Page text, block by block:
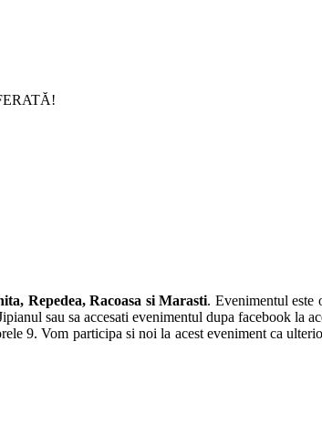
Repedea, Racoasa si Marasti. Evenimentul este
sau sa accesati evenimentul dupa facebook la
9. Vom participa si noi la acest eveniment ca